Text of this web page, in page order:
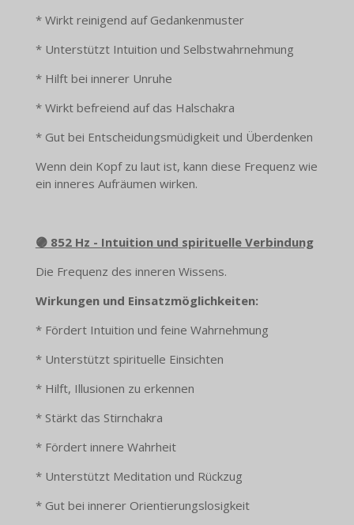
* Wirkt reinigend auf Gedankenmuster
* Unterstützt Intuition und Selbstwahrnehmung
* Hilft bei innerer Unruhe
* Wirkt befreiend auf das Halschakra
* Gut bei Entscheidungsmüdigkeit und Überdenken
Wenn dein Kopf zu laut ist, kann diese Frequenz wie
ein inneres Aufräumen wirken.
🟣 852 Hz - Intuition und spirituelle Verbindung
Die Frequenz des inneren Wissens.
Wirkungen und Einsatzmöglichkeiten:
* Fördert Intuition und feine Wahrnehmung
* Unterstützt spirituelle Einsichten
* Hilft, Illusionen zu erkennen
* Stärkt das Stirnchakra
* Fördert innere Wahrheit
* Unterstützt Meditation und Rückzug
* Gut bei innerer Orientierungslosigkeit